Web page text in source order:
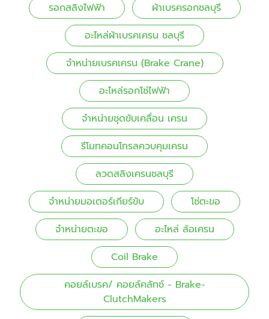
รอกสลิงไฟฟ้า
ผ้าเบรครอกชลบุรี
อะไหล่ผ้าเบรคเครน ชลบุรี
จำหน่ายเบรคเครน (Brake Crane)
อะไหล่รอกโซ่ไฟฟ้า
จำหน่ายชุดขับเคลื่อน เครน
รีโมทคอนโทรลควบคุมเครน
ลวดสลิงเครนชลบุรี
จำหน่ายมอเตอร์เกียร์ขับ
โซ่ตะขอ
จำหน่ายตะขอ
อะไหล่ ล้อเครน
Coil Brake
คอยล์เบรค/ คอยล์คลัทช์ - Brake-
ClutchMakers